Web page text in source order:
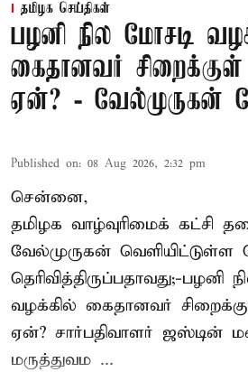
தமிழக செய்திகள்
பழனி நில மோசடி
கைதானவர் சிறைக்குள்
ஏன்? - வேல்முருகன்
Published on: 08 Aug 2026, 2:32 pm
சென்னை,
தமிழக வாழ்வுரிமைக் கட்சி
வேல்முருகன் வெளியிட்டுள்ள
தெரிவித்திருப்பதாவது;-பழனி
வழக்கில் கைதானவர்
ஏன்? சார்பதிவாளர் ஜஸ்டின்
மருத்துவம ...